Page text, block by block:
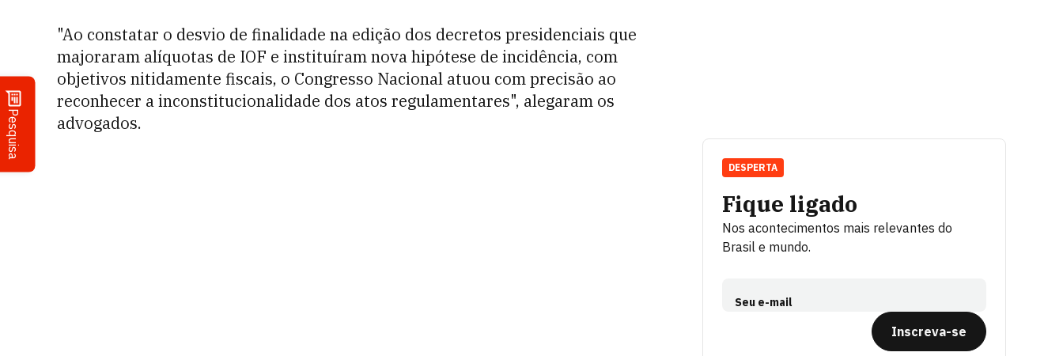
Pesquisa
"Ao constatar o desvio de finalidade na edição dos decretos presidenciais que
majoraram alíquotas de IOF e instituíram nova hipótese de incidência, com
objetivos nitidamente fiscais, o Congresso Nacional atuou com precisão ao
reconhecer a inconstitucionalidade dos atos regulamentares", alegaram os
advogados.
Fique ligado
Nos acontecimentos mais relevantes do
Brasil e mundo.
Seu e-mail
Inscreva-se
DESPERTA